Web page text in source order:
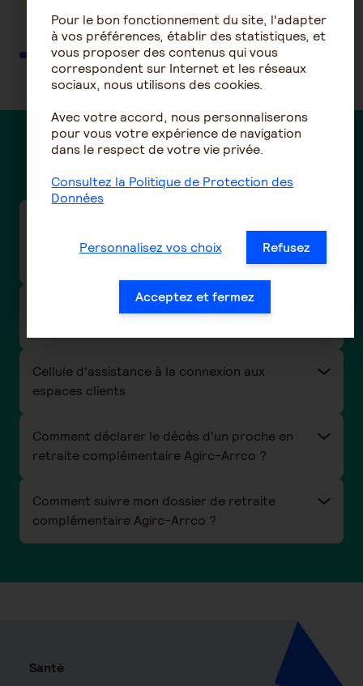
Des questions ?
mensuels retraite complémentaire à
Je souhaite transmettre des documents pour
Cellule d'assistance à la connexion aux
espaces clients
Comment déclarer le décès d'un proche en
retraite complémentaire Agirc-Arrco ?
Comment suivre mon dossier de retraite
complémentaire Agirc-Arrco ?
Santé
Pour le bon fonctionnement du site, l'adapter
à vos préférences, établir des statistiques, et
vous proposer des contenus qui vous
correspondent sur Internet et les réseaux
sociaux, nous utilisons des cookies.
Avec votre accord, nous personnaliserons
pour vous votre expérience de navigation
dans le respect de votre vie privée.
Consultez la Politique de Protection des
Données
Personnalisez vos choix Refusez
Acceptez et fermez